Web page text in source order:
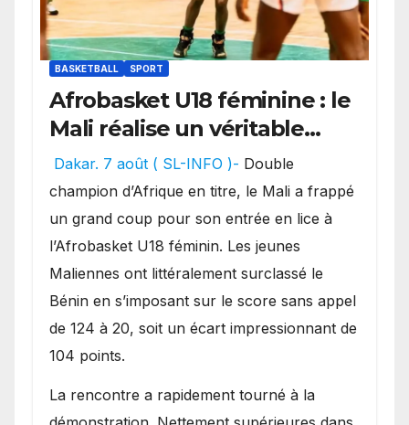
BASKETBALL SPORT
Afrobasket U18 féminine : le
Mali réalise un véritable
festival offensif et inflige
une lourde défaite au
Bénin.
Dakar. 7 août ( SL-INFO )- Double
champion d’Afrique en titre, le Mali a frappé
un grand coup pour son entrée en lice à
l’Afrobasket U18 féminin. Les jeunes
Maliennes ont littéralement surclassé le
Bénin en s’imposant sur le score sans appel
de 124 à 20, soit un écart impressionnant de
104 points.
La rencontre a rapidement tourné à la